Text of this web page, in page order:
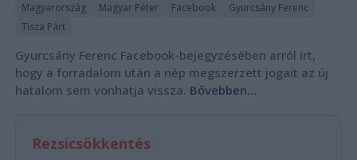
Magyarország Magyar Péter Facebook
Gyurcsány Ferenc
Tisza Párt
Gyurcsány Ferenc Facebook-bejegyzésében arról írt,
hogy a forradalom után a nép megszerzett jogait az új
hatalom sem vonhatja vissza. Bővebben...
Rezsicsökkentés